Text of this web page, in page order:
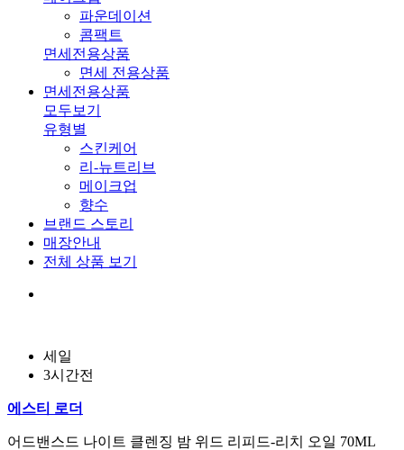
파운데이션
콤팩트
면세전용상품
면세 전용상품
면세전용상품
모두보기
유형별
스킨케어
리-뉴트리브
메이크업
향수
브랜드 스토리
매장안내
전체 상품 보기
세일
3시간전
에스티 로더
어드밴스드 나이트 클렌징 밤 위드 리피드-리치 오일 70ML